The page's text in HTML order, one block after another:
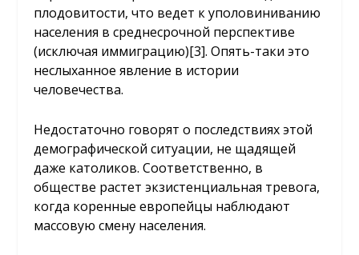
плодовитости, что ведет к уполовиниванию
населения в среднесрочной перспективе
(исключая иммиграцию)[3]. Опять-таки это
неслыханное явление в истории
человечества.
Недостаточно говорят о последствиях этой
демографической ситуации, не щадящей
даже католиков. Соответственно, в
обществе растет экзистенциальная тревога,
когда коренные европейцы наблюдают
массовую смену населения.